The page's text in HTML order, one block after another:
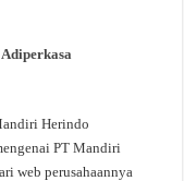
Herindo
PT Mandiri
web perusahaannya